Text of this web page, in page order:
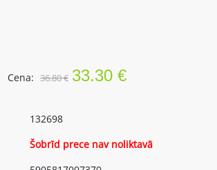
Cena: 36.80 € 33.30 €
132698
Šobrīd prece nav noliktavā